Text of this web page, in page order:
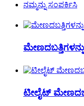
ನಮ್ಮನ್ನು ಸಂಪರ್ಕಿಸಿ
ಟೀಲೈಟ್